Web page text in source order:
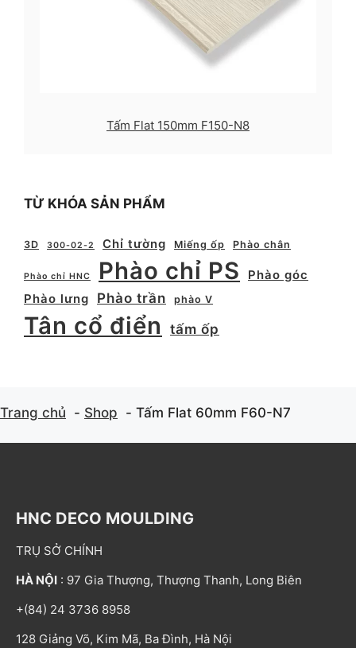
Tấm Flat 150mm F150-N8
TỪ KHÓA SẢN PHẨM
3D 300-02-2 Chỉ tường Miếng ốp Phào chân
Phào chỉ HNC Phào chỉ PS
Phào góc
Phào lưng
Phào trần phào V
Tân cổ điển tấm ốp
Trang chủ Shop Tấm Flat 60mm F60-N7
HNC DECO MOULDING
TRỤ SỞ CHÍNH
HÀ NỘI : 97 Gia Thượng, Thượng Thanh, Long Biên
+(84) 24 3736 8958
128 Giảng Võ, Kim Mã, Ba Đình, Hà Nội